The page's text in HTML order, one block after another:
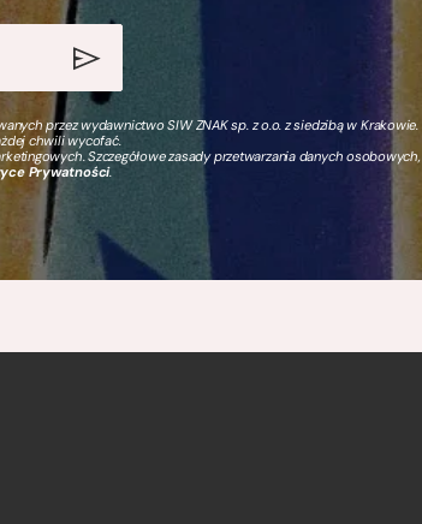
przez wydawnictwo SIW ZNAK sp. z o.o. z siedzibą w Krakowie.
chwili wycofać.
Szczegółowe zasady przetwarzania danych osobowych,
Prywatności.